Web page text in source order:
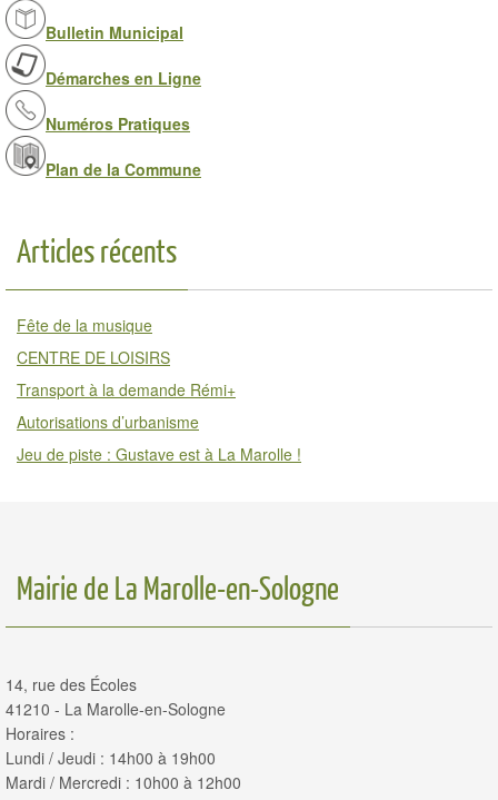
Bulletin Municipal
Démarches en Ligne
Numéros Pratiques
Plan de la Commune
Articles récents
Fête de la musique
CENTRE DE LOISIRS
Transport à la demande Rémi+
Autorisations d’urbanisme
Jeu de piste : Gustave est à La Marolle !
Mairie de La Marolle-en-Sologne
14, rue des Écoles
41210 - La Marolle-en-Sologne
Horaires :
Lundi / Jeudi : 14h00 à 19h00
Mardi / Mercredi : 10h00 à 12h00